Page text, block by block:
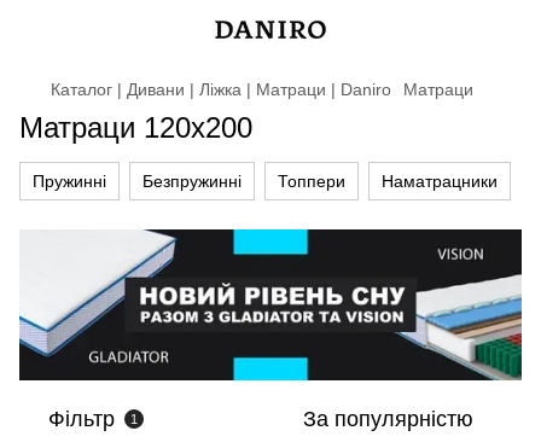
Каталог | Дивани | Ліжка | Матраци | Daniro Матраци
Матраци 120х200
Пружинні Безпружинні Топпери Наматрацники
Фільтр 1 За популярністю